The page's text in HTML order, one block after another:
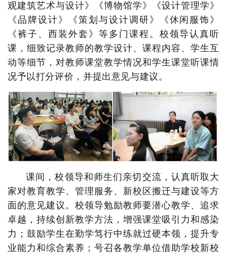
观建筑艺术与设计》《博物馆学》《设计管理学》
《品牌设计》《策划与设计调研》《休闲服饰》
《裤子、西装外套》等多门课程。校领导认真听
课，细致记录教师的教学设计、课程内容、学生互
动等细节，对教师课堂教学情况和学生课堂听课情
况予以打分评价，并提出意见与建议。
课间，校领导和师生们亲切交流，认真听取大
家对教育教学、管理服务、新校区搬迁与建设等方
面的意见建议。校领导勉励教师要潜心教学、追求
卓越，持续创新教学方法，增强课堂吸引力和感染
力；鼓励学生在勤学笃行中练就过硬本领，提升专
业能力和综合素养；号召各教学单位借助学校新校